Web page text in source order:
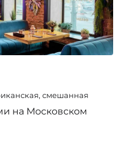
смешанная
на Московском